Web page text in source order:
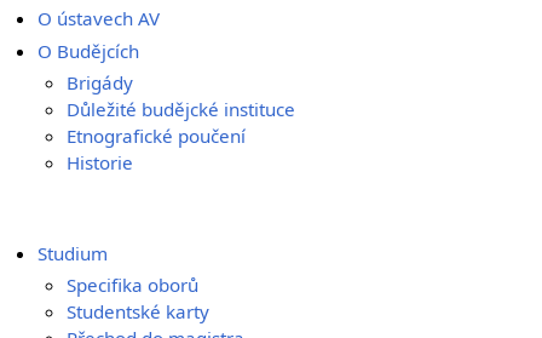
O ústavech AV
O Budějcích
Brigády
Důležité budějcké instituce
Etnografické poučení
Historie
Studium
Specifika oborů
Studentské karty